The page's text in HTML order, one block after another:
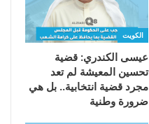
الكويت
عيسى الكندري: قضية
تحسين المعيشة لم تعد
مجرد قضية انتخابية.. بل هي
ضرورة وطنية